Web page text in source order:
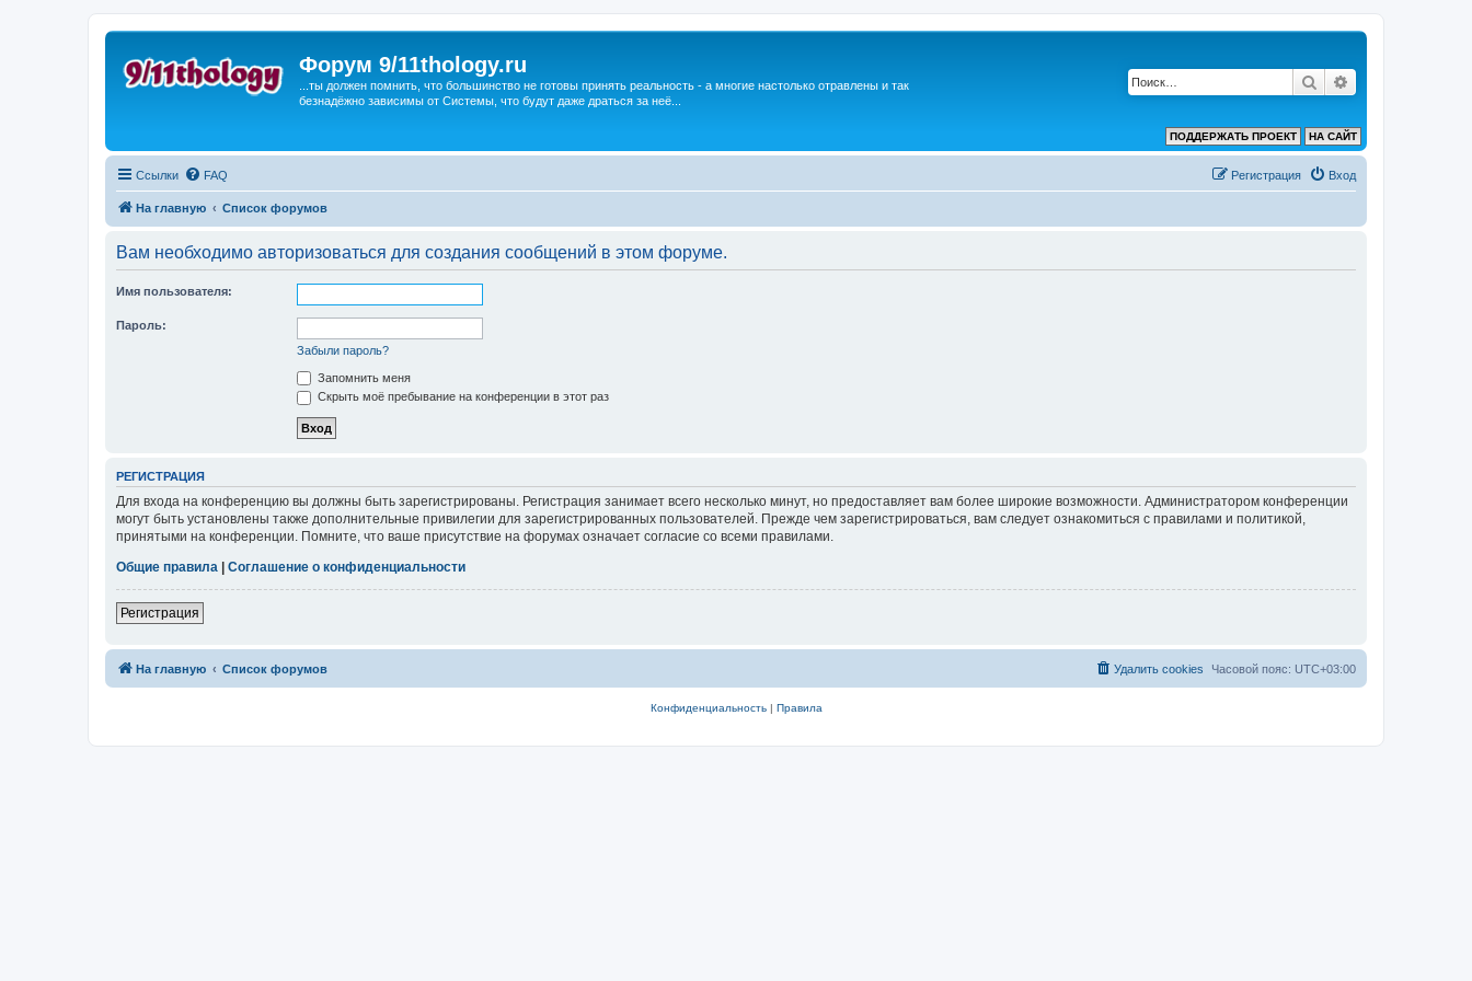
Форум 9/11thology.ru
...ты должен помнить, что большинство не готовы принять реальность - а многие настолько отравлены и так
безнадёжно зависимы от Системы, что будут даже драться за неё...
Поиск
НА САЙТ
ПОДДЕРЖАТЬ ПРОЕКТ
Ссылки FAQ Вход
Регистрация
На главную Список форумов
Вам необходимо авторизоваться для создания сообщений в этом форуме.
Имя пользователя:
Пароль:
Забыли пароль?
Запомнить меня
Скрыть моё пребывание на конференции в этот раз
РЕГИСТРАЦИЯ
Для входа на конференцию вы должны быть зарегистрированы. Регистрация занимает всего несколько минут, но предоставляет вам более широкие возможности. Администратором конференции
могут быть установлены также дополнительные привилегии для зарегистрированных пользователей. Прежде чем зарегистрироваться, вам следует ознакомиться с правилами и политикой,
принятыми на конференции. Помните, что ваше присутствие на форумах означает согласие со всеми правилами.
Общие правила
Соглашение о конфиденциальности
Регистрация
На главную Список форумов Часовой пояс: UTC+03:00
Удалить cookies
Конфиденциальность| Правила